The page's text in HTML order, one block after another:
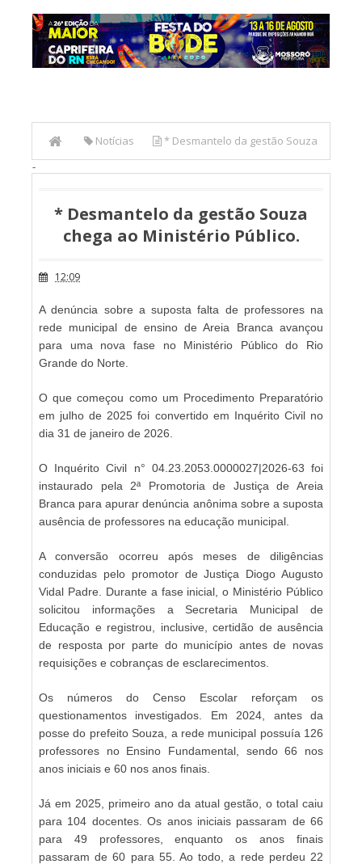
Notícias * Desmantelo da gestão Souza
chega ao Ministério Público.
-
* Desmantelo da gestão Souza
chega ao Ministério Público.
12:09
A denúncia sobre a suposta falta de professores na
rede municipal de ensino de Areia Branca avançou
para uma nova fase no Ministério Público do Rio
Grande do Norte.
O que começou como um Procedimento Preparatório
em julho de 2025 foi convertido em Inquérito Civil no
dia 31 de janeiro de 2026.
O Inquérito Civil n° 04.23.2053.0000027|2026-63 foi
instaurado pela 2ª Promotoria de Justiça de Areia
Branca para apurar denúncia anônima sobre a suposta
ausência de professores na educação municipal.
A conversão ocorreu após meses de diligências
conduzidas pelo promotor de Justiça Diogo Augusto
Vidal Padre. Durante a fase inicial, o Ministério Público
solicitou informações a Secretaria Municipal de
Educação e registrou, inclusive, certidão de ausência
de resposta por parte do município antes de novas
requisições e cobranças de esclarecimentos.
Os números do Censo Escolar reforçam os
questionamentos investigados. Em 2024, antes da
posse do prefeito Souza, a rede municipal possuía 126
professores no Ensino Fundamental, sendo 66 nos
anos iniciais e 60 nos anos finais.
Já em 2025, primeiro ano da atual gestão, o total caiu
para 104 docentes. Os anos iniciais passaram de 66
para 49 professores, enquanto os anos finais
passaram de 60 para 55. Ao todo, a rede perdeu 22